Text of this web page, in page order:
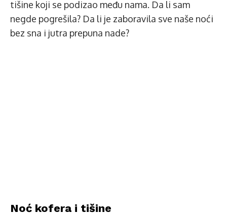
tišine koji se podizao među nama. Da li sam
negde pogrešila? Da li je zaboravila sve naše noći
bez sna i jutra prepuna nade?
Noć kofera i tišine